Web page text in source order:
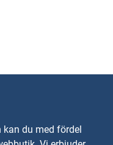
du med fördel